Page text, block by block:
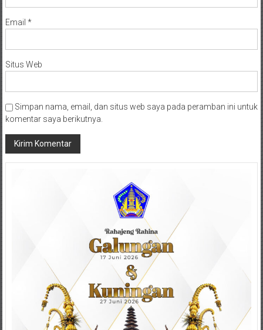
Email *
Situs Web
Simpan nama, email, dan situs web saya pada peramban ini untuk
komentar saya berikutnya.